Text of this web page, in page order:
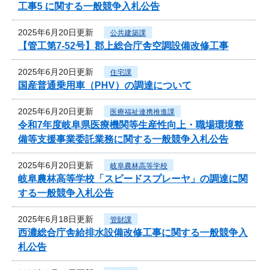
工事5 に関する一般競争入札公告
2025年6月20日更新 公共建築課
【管工第7-52号】郡上総合庁舎空調設備改修工事
2025年6月20日更新 住宅課
国産普通乗用車（PHV）の調達について
2025年6月20日更新 医療福祉連携推進課
令和7年度岐阜県医療機関等生産性向上・職場環境整
備等支援事業委託業務に関する一般競争入札公告
2025年6月20日更新 岐阜農林高等学校
岐阜農林高等学校「スピードスプレーヤ」の調達に関
する一般競争入札公告
2025年6月18日更新 管財課
西濃総合庁舎給排水設備改修工事に関する一般競争入
札公告